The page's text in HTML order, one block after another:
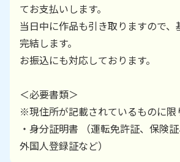
てお支払いします。
当日中に作品も引き取りますので、
完結します。
お振込にも対応しております。
＜必要書類＞
※現住所が記載されているものに限
・身分証明書 （運転免許証、保険証
外国人登録証など）